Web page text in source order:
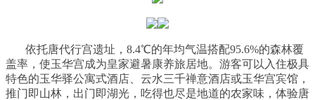
依托唐代行宫遗址，8.4℃的年均气温搭配95.6%的森林覆
盖率，使玉华宫成为皇家避暑康养旅居地。游客可以入住极具
特色的玉华驿公寓式酒店、云水三千禅意酒店或玉华宫宾馆，
推门即山林，出门即湖光，吃得也尽是地道的农家味，体验唐